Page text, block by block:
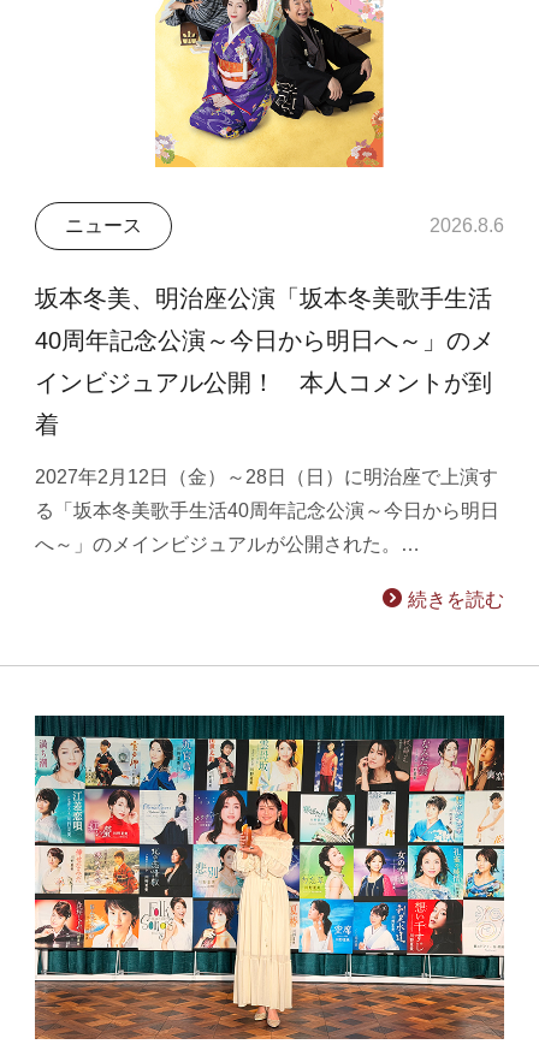
ニュース 2026.8.6
坂本冬美、明治座公演「坂本冬美歌手生活
40周年記念公演～今日から明日へ～」のメ
インビジュアル公開！ 本人コメントが到
着
2027年2月12日（金）～28日（日）に明治座で上演す
る「坂本冬美歌手生活40周年記念公演～今日から明日
へ～」のメインビジュアルが公開された。…
続きを読む